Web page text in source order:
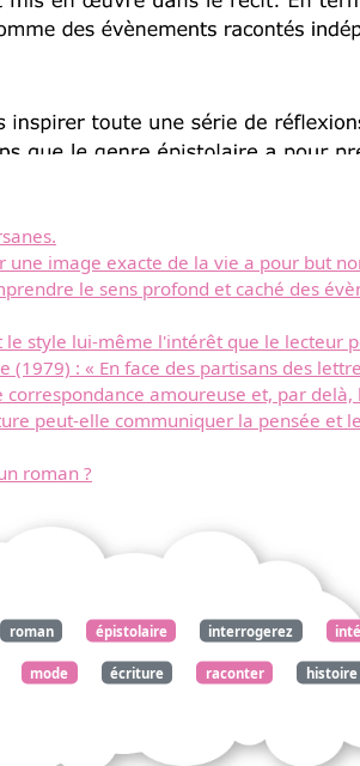
Télécharger
ce
document
image exacte de la vie a pour but
le sens profond et caché des
le style lui-même l'intérêt que le
: « En face des partisans des
amoureuse et, par
peut-elle communiquer la pensée et
roman ?
roman épistolaire interrogerez
mode écriture raconter histoire